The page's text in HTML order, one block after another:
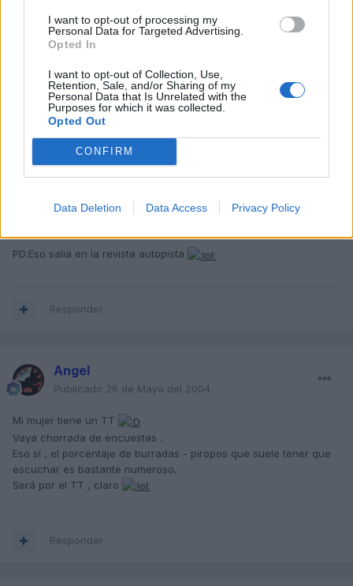
I want to opt-out of processing my
Personal Data for Targeted Advertising.
Opted In
I want to opt-out of Collection, Use,
Retention, Sale, and/or Sharing of my
Personal Data that Is Unrelated with the
Purposes for which it was collected.
Opted Out
CONFIRM
Data Deletion Data Access Privacy Policy
Responder
AudifanArnau
Publicado26 de Mayo del 2004
Pues yo tengo un ford y no le fui infiel a mi ex en los 8 años que
PD:Eso salia en la revista autopista
Responder
Angel
Publicado 26 de Mayo del 2004
Mi mujer tiene un TT
Vaya chorrada de encuestas .
Eso si , el porcentaje de burradas - piropos que suele tener que
escuchar es bastante numeroso.
Será por el TT , claro
Responder